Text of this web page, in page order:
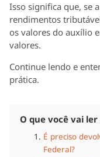
Isso significa que, se
rendimentos
os valores do auxílio
valores.
Continue lendo e
prática.
O que você vai
É preciso
Federal?